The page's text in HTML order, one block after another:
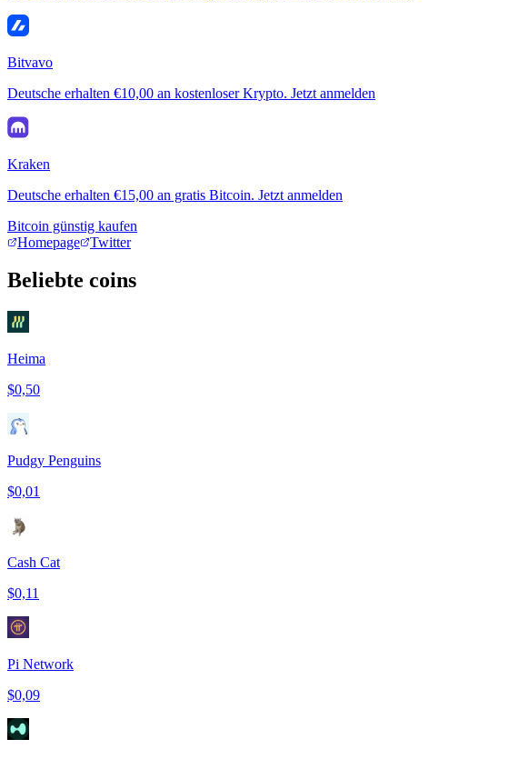
Bitvavo
Deutsche erhalten €10,00 an kostenloser Krypto. Jetzt anmelden
Kraken
Deutsche erhalten €15,00 an gratis Bitcoin. Jetzt anmelden
Bitcoin günstig kaufen
Homepage
Twitter
Beliebte coins
Heima
$0,50
Pudgy Penguins
$0,01
Cash Cat
$0,11
Pi Network
$0,09